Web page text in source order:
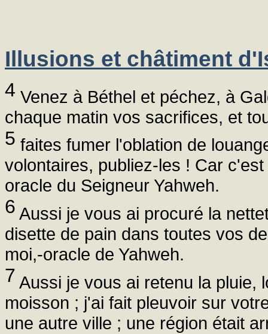
Illusions et châtiment
4 Venez à Béthel et péchez, à
chaque matin vos sacrifices, et
5 faites fumer l'oblation de
volontaires, publiez-les ! Car
oracle du Seigneur Yahweh.
6 Aussi je vous ai procuré la
disette de pain dans toutes vos
moi,-oracle de Yahweh.
7 Aussi je vous ai retenu la pluie,
moisson ; j'ai fait pleuvoir sur
une autre ville ; une région était